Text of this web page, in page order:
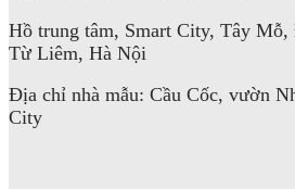
Hồ trung tâm, Smart City, Tây
Từ Liêm, Hà Nội
Địa chỉ nhà mẫu: Cầu Cốc, vườn
City